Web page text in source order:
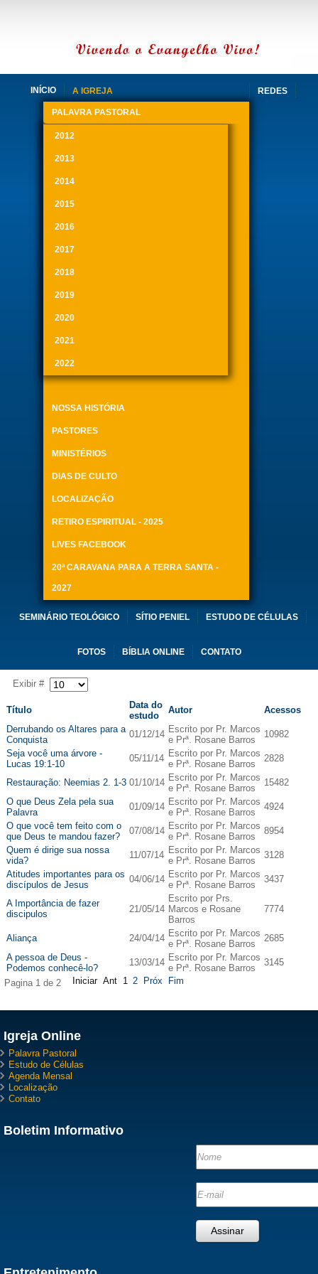
INÍCIO A IGREJA
PALAVRA PASTORAL
2012
2013
2014
2015
2016
2017
2018
2019
2020
2021
2022
NOSSA HISTÓRIA
PASTORES
MINISTÉRIOS
DIAS DE CULTO
LOCALIZAÇÃO
RETIRO ESPIRITUAL - 2025
LIVES FACEBOOK
20ª CARAVANA PARA A TERRA SANTA -
2027
REDES
SEMINÁRIO TEOLÓGICO SÍTIO PENIEL ESTUDO DE CÉLULAS
FOTOS BÍBLIA ONLINE CONTATO
Exibir #
Título
Data do
estudo
Autor
Acessos
Derrubando os Altares para a
Conquista
01/12/14 Escrito por Pr. Marcos
e Prª. Rosane Barros
10982
Seja você uma árvore -
Lucas 19:1-10
05/11/14 Escrito por Pr. Marcos
e Prª. Rosane Barros
2828
Restauração: Neemias 2. 1-3 01/10/14 Escrito por Pr. Marcos
e Prª. Rosane Barros
15482
O que Deus Zela pela sua
Palavra
01/09/14 Escrito por Pr. Marcos
e Prª. Rosane Barros
4924
O que você tem feito com o
que Deus te mandou fazer?
07/08/14 Escrito por Pr. Marcos
e Prª. Rosane Barros
8954
Quem é dirige sua nossa
vida?
11/07/14 Escrito por Pr. Marcos
e Prª. Rosane Barros
3128
Atitudes importantes para os
discípulos de Jesus
04/06/14 Escrito por Pr. Marcos
e Prª. Rosane Barros
3437
A Importância de fazer
discipulos
21/05/14
Escrito por Prs.
Marcos e Rosane
Barros
7774
Aliança 24/04/14 Escrito por Pr. Marcos
e Prª. Rosane Barros
2685
A pessoa de Deus -
Podemos conhecê-lo?
13/03/14 Escrito por Pr. Marcos
e Prª. Rosane Barros
3145
Pagina 1 de 2
Iniciar Ant 1 2 Próx Fim
Igreja Online
Palavra Pastoral
Estudo de Células
Agenda Mensal
Localização
Contato
Boletim Informativo